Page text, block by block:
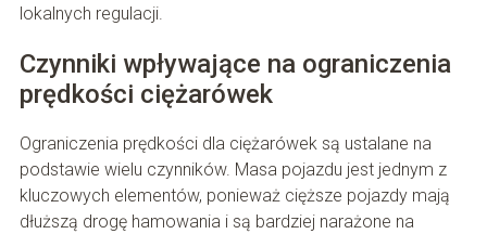
lokalnych regulacji.
Czynniki wpływające na ograniczenia
prędkości ciężarówek
Ograniczenia prędkości dla ciężarówek są ustalane na
podstawie wielu czynników. Masa pojazdu jest jednym z
kluczowych elementów, ponieważ cięższe pojazdy mają
dłuższą drogę hamowania i są bardziej narażone na